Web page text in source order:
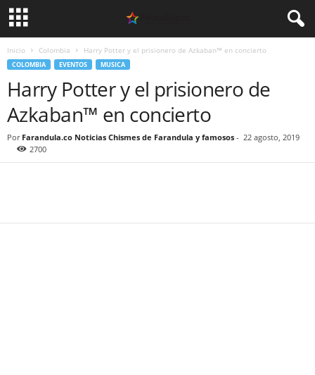
Inicio Colombia Harry Potter y el prisionero de Azkaban™ en concierto
COLOMBIA EVENTOS MUSICA
Harry Potter y el prisionero de
Azkaban™ en concierto
Por Farandula.co Noticias Chismes de Farandula y famosos - 22 agosto, 2019
2700